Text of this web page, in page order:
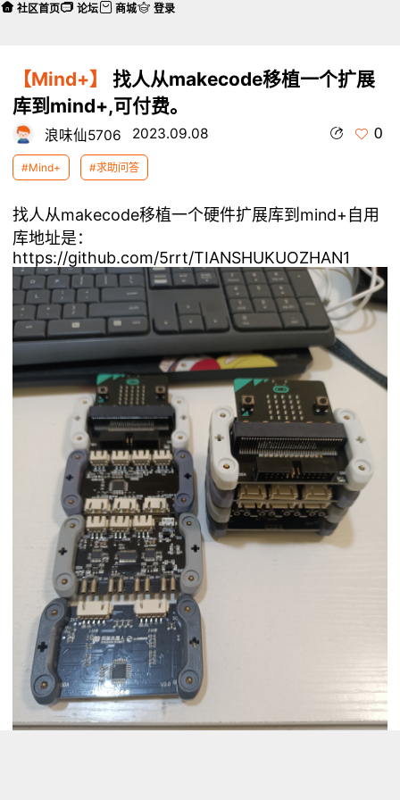
【Mind+】
找人从makecode移植一个扩展
库到mind+,可付费。
浪味仙5706 2023.09.08 0
#Mind+ #求助问答
找人从makecode移植一个硬件扩展库到mind+自用
库地址是：
https://github.com/5rrt/TIANSHUKUOZHAN1
社区首页 论坛 商城 登录